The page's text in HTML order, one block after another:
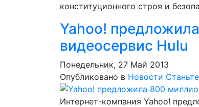
конституционного строя и
Yahoo!
видеосервис Hulu
Понедельник, 27 Май 2013
Опубликовано в Новости
Интернет-компания Yahoo!